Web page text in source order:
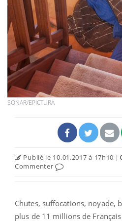
SONAR/EPICTURA
Publié le 10.01.2017 à 17h10 |
Commenter
Chutes, suffocations, noyade,
plus de 11 millions de